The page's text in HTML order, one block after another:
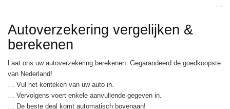
Autoverzekering vergelijken &
berekenen
Laat ons uw autoverzekering berekenen. Gegarandeerd de goedkoopste
van Nederland!
… Vul het kenteken van uw auto in.
… Vervolgens voert enkele aanvullende gegeven in.
… De beste deal komt automatisch bovenaan!